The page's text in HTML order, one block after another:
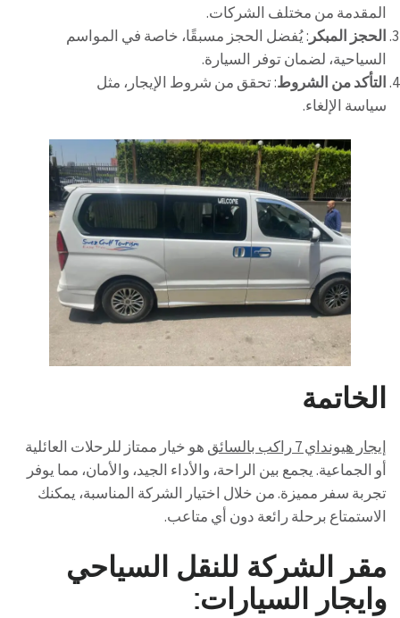
المقدمة من مختلف الشركات.
الحجز المبكر : يُفضل الحجز مسبقًا، خاصة في المواسم
السياحية، لضمان توفر السيارة.
التأكد من الشروط: تحقق من شروط الإيجار، مثل
سياسة الإلغاء.
الخاتمة
إيجار هيونداي 7 راكب بالسائق
هو خيار ممتاز للرحلات العائلية
أو الجماعية. يجمع بين الراحة، والأداء الجيد، والأمان، مما يوفر
تجربة سفر مميزة. من خلال اختيار الشركة المناسبة، يمكنك
الاستمتاع برحلة رائعة دون أي متاعب.
مقر الشركة للنقل السياحي
وايجار السيارات: